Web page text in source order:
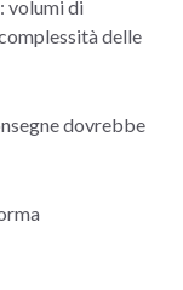
volumi di
delle
dovrebbe